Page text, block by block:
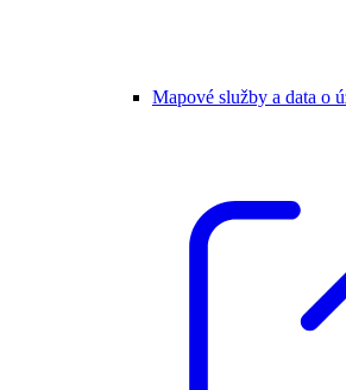
Mapové služby a data o